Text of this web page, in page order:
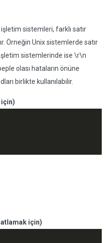
sistemleri, farklı satır
Örneğin Unix sistemlerde satır
sistemlerinde ise \r\n
olası hataların önüne
birlikte kullanılabilir.
için)
için)